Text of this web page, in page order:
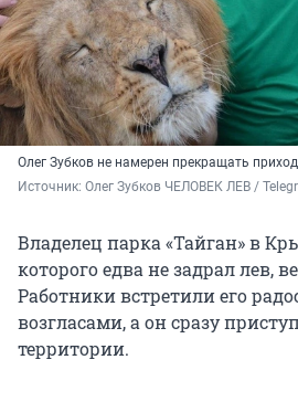
Олег Зубков не намерен прекращать
Источник: Олег Зубков ЧЕЛОВЕК ЛЕВ /
Владелец парка «Тайган» в
которого едва не задрал лев,
Работники встретили его
возгласами, а он сразу
территории.